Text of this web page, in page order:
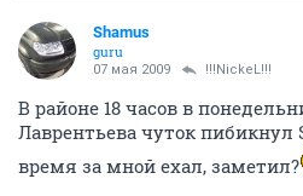
Shamus
guru
07 мая 2009 !!!NickeL!!!
В районе 18 часов в
Лаврентьева чуток пибикнул
время за мной ехал, заметил?